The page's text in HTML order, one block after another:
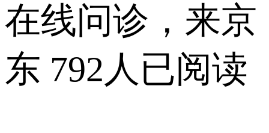
在线问诊，来京
东 792人已阅读